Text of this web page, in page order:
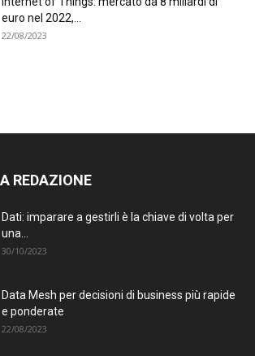
euro nel 2022,...
22/08/2023
REDAZIONE
Dati: imparare a gestirli è la chiave di volta per
una...
30/10/2023
Data Mesh per decisioni di business più rapide
e ponderate
22/08/2023